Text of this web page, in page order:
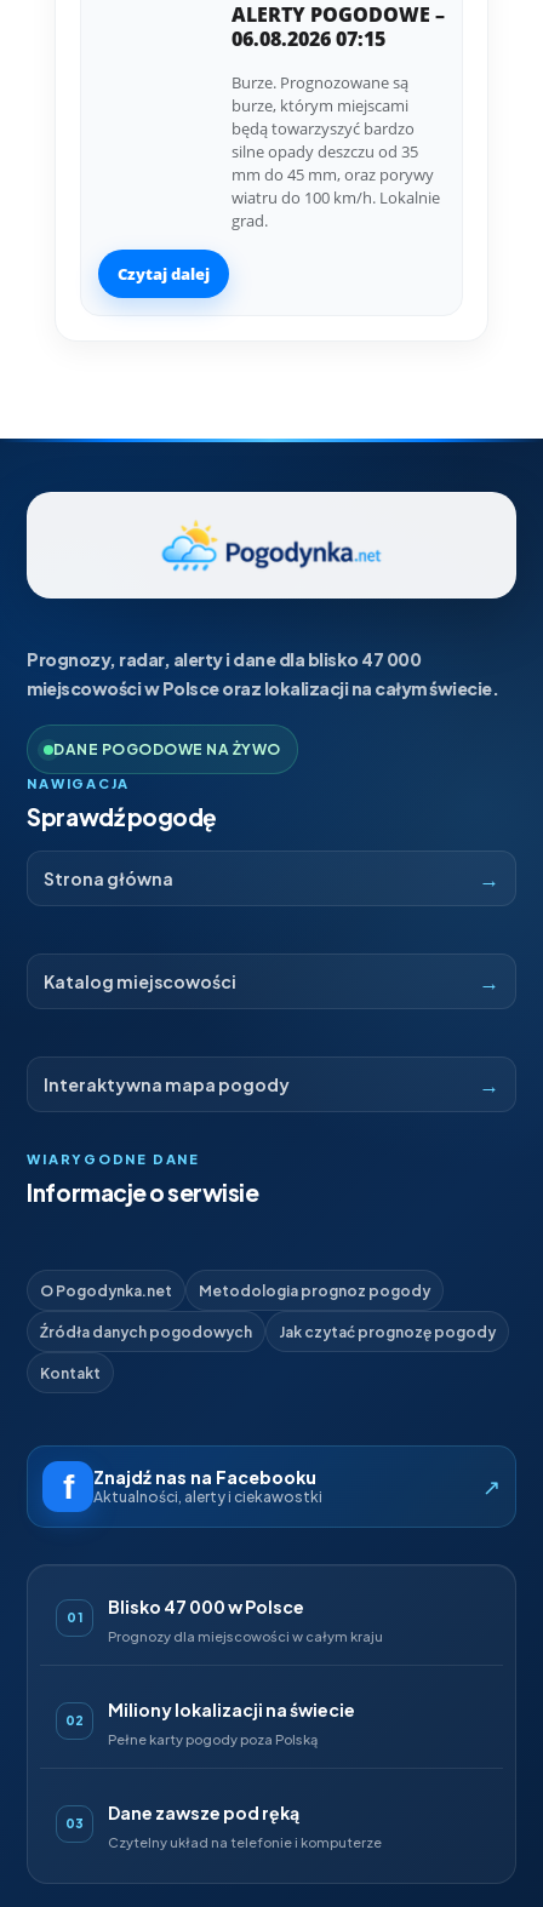
ALERTY POGODOWE –
06.08.2026 07:15
Burze. Prognozowane są
burze, którym miejscami
będą towarzyszyć bardzo
silne opady deszczu od 35
mm do 45 mm, oraz porywy
wiatru do 100 km/h. Lokalnie
grad.
Czytaj dalej
Prognozy, radar, alerty i dane dla blisko 47 000
miejscowości w Polsce oraz lokalizacji na całym świecie.
DANE POGODOWE NA ŻYWO
NAWIGACJA
Sprawdź pogodę
Strona główna →
Katalog miejscowości →
Interaktywna mapa pogody →
WIARYGODNE DANE
Informacje o serwisie
O Pogodynka.net Metodologia prognoz pogody
Źródła danych pogodowych Jak czytać prognozę pogody
Kontakt
Znajdź nas na Facebooku
Aktualności, alerty i ciekawostki ↗
01 Blisko 47 000 w Polsce
Prognozy dla miejscowości w całym kraju
02 Miliony lokalizacji na świecie
Pełne karty pogody poza Polską
03 Dane zawsze pod ręką
Czytelny układ na telefonie i komputerze